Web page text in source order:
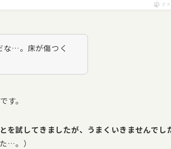
ポ
な…。床が傷つく
す。
を試してきましたが、うまくいきませんでし
…。）